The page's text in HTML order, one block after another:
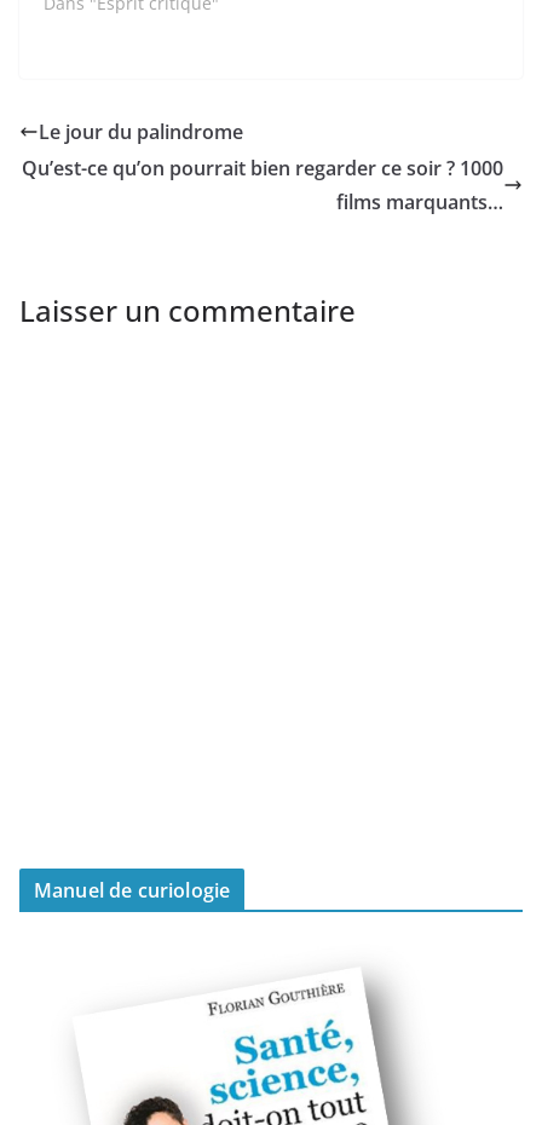
Le jour du palindrome
Qu’est-ce qu’on pourrait bien regarder ce soir ? 1000
films marquants…
Laisser un commentaire
Manuel de curiologie